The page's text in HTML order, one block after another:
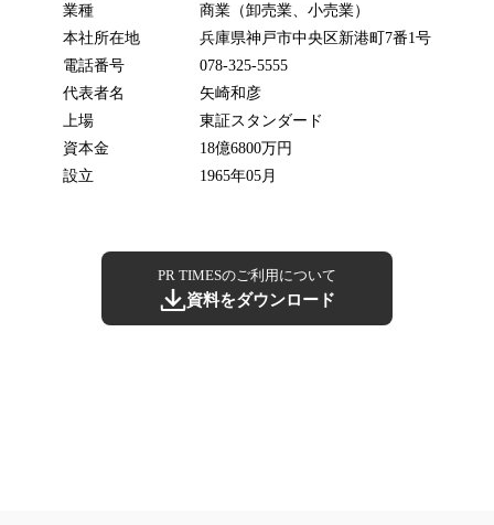
業種
商業（卸売業、小売業）
本社所在地
兵庫県神戸市中央区新港町7番1号
電話番号
078-325-5555
代表者名
矢崎和彦
上場
東証スタンダード
資本金
18億6800万円
設立
1965年05月
PR TIMESのご利用について
資料をダウンロード